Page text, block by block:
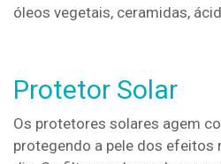
óleos vegetais, ceramidas,
Protetor Solar
Os protetores solares agem
protegendo a pele dos efeitos